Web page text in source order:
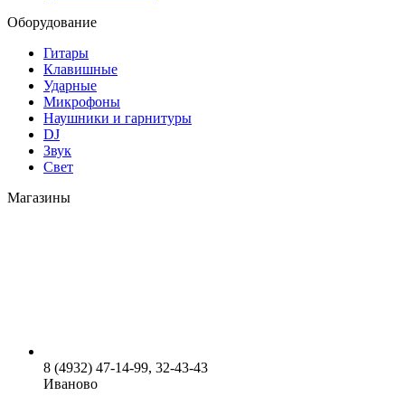
Оборудование
Гитары
Клавишные
Ударные
Микрофоны
Наушники и гарнитуры
DJ
Звук
Свет
Магазины
8 (4932) 47-14-99, 32-43-43
Иваново